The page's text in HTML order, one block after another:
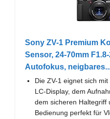
Sony ZV-1 Premium
Sensor, 24-70mm
Autofokus,
Die ZV-1 eignet sich
LC-Display, dem
dem sicheren Haltegriff
Bedienung perfekt für